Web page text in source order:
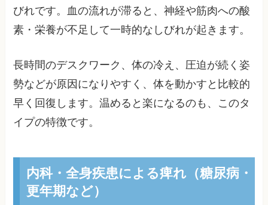
びれです。血の流れが滞ると、神経や筋肉への酸
素・栄養が不足して一時的なしびれが起きます。
長時間のデスクワーク、体の冷え、圧迫が続く姿
勢などが原因になりやすく、体を動かすと比較的
早く回復します。温めると楽になるのも、このタ
イプの特徴です。
内科・全身疾患による痺れ（糖尿病・
更年期など）